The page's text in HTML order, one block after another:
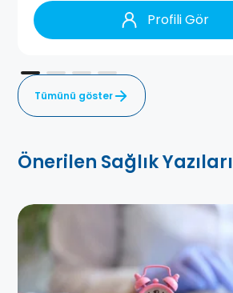
Profili Gör
Tümünü göster
Önerilen Sağlık Yazıları